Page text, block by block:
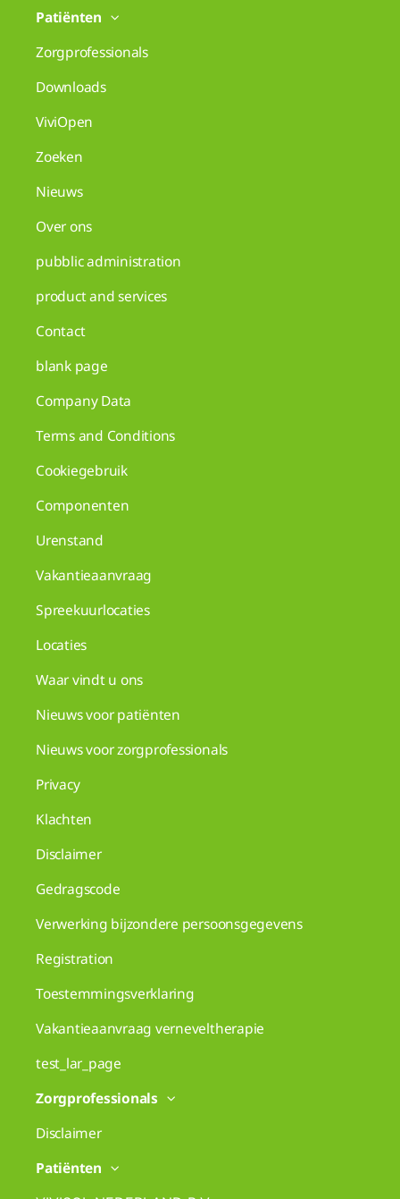
Patiënten
Zorgprofessionals
Downloads
ViviOpen
Zoeken
Nieuws
Over ons
pubblic administration
product and services
Contact
blank page
Company Data
Terms and Conditions
Cookiegebruik
Componenten
Urenstand
Vakantieaanvraag
Spreekuurlocaties
Locaties
Waar vindt u ons
Nieuws voor patiënten
Nieuws voor zorgprofessionals
Privacy
Klachten
Disclaimer
Gedragscode
Verwerking bijzondere persoonsgegevens
Registration
Toestemmingsverklaring
Vakantieaanvraag verneveltherapie
test_lar_page
Zorgprofessionals
Disclaimer
Patiënten